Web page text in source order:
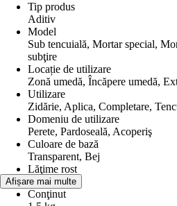
Tip produs
Aditiv
Model
Sub tencuială, Mortar special,
subţire
Locație de utilizare
Zonă umedă, Încăpere umedă,
Utilizare
Zidărie, Aplica, Completare,
Domeniu de utilizare
Perete, Pardoseală, Acoperiş
Culoare de bază
Transparent, Bej
Lăţime rost
0 mm
Conţinut
Afișare mai multe